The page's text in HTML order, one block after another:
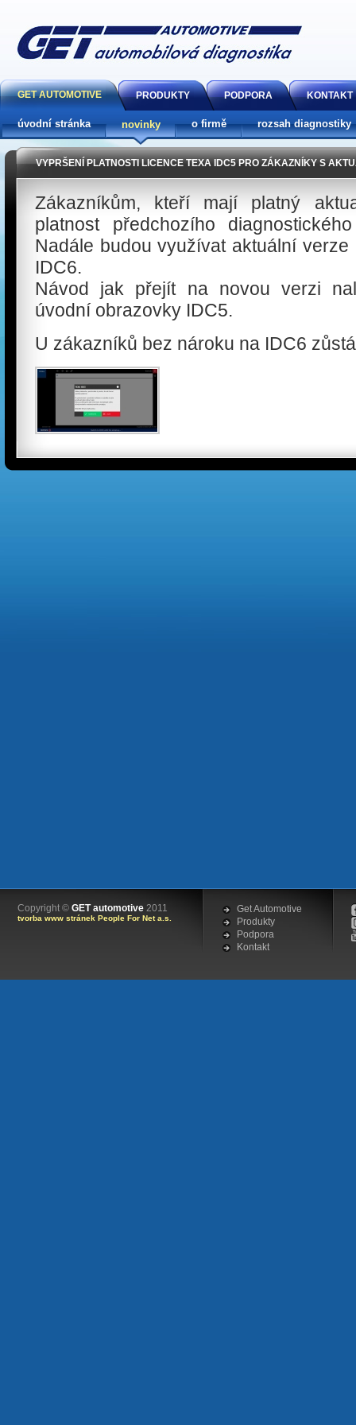
VYPRŠENÍ PLATNOSTI LICENCE TEXA IDC5 PRO ZÁKAZNÍKY S
Zákazníkům, kteří mají platný
platnost předchozího
Nadále budou využívat aktuální
IDC6.
Návod jak přejít na novou verzi
úvodní obrazovky IDC5.
U zákazníků bez nároku na IDC6
GET AUTOMOTIVE PRODUKTY PODPORA KONTAKT
úvodní stránka novinky o firmě rozsah diagnostiky
Copyright © GET automotive 2011
tvorba www stránek People For Net a.s.
Get Automotive
Produkty
Podpora
Kontakt